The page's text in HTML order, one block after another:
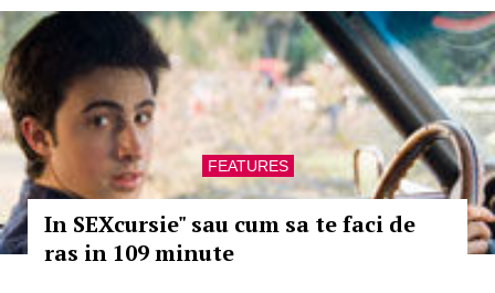
FEATURES
In SEXcursie" sau cum sa te faci de
ras in 109 minute